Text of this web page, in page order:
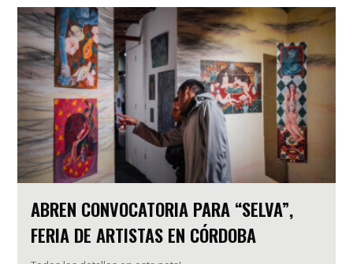
ABREN CONVOCATORIA PARA “SELVA”,
FERIA DE ARTISTAS EN CÓRDOBA